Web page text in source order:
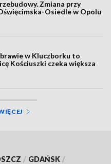
Zmiana przy
Osiedle w Opolu
w Kluczborku to
Kościuszki czeka większa
/ GDAŃSK /